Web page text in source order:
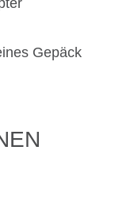
Gepäck